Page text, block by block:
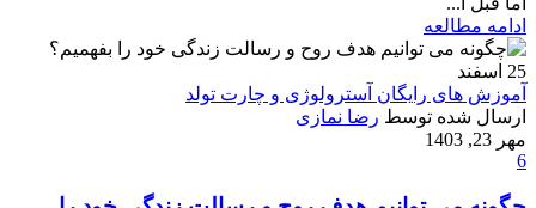
ادامه مطالعه
25 اسفند
آموزش های رایگان آسترولوژی و چارت تولد
ارسال شده توسط رضا نمازی
مهر 23, 1403
6